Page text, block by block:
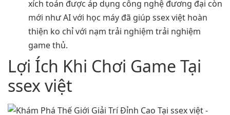
xích toán được áp dụng công nghệ đương đại còn
mới như AI với học máy đã giúp ssex việt hoàn
thiện ko chỉ với nạm trải nghiệm trải nghiệm
game thủ.
Lợi Ích Khi Chơi Game Tại
ssex việt